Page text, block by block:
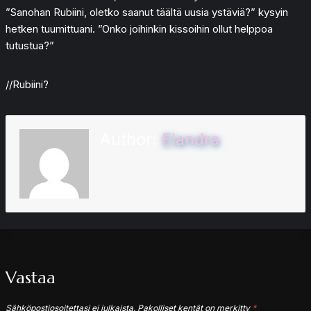
”Sanohan Rubiini, oletko saanut täältä uusia ystäviä?” kysyin
hetken tuumittuani. ”Onko joihinkin kissoihin ollut helppoa
tutustua?”
//Rubiini?
Elandra
Vastaa
Sähköpostiosoitettasi ei julkaista. Pakolliset kentät on merkitty *